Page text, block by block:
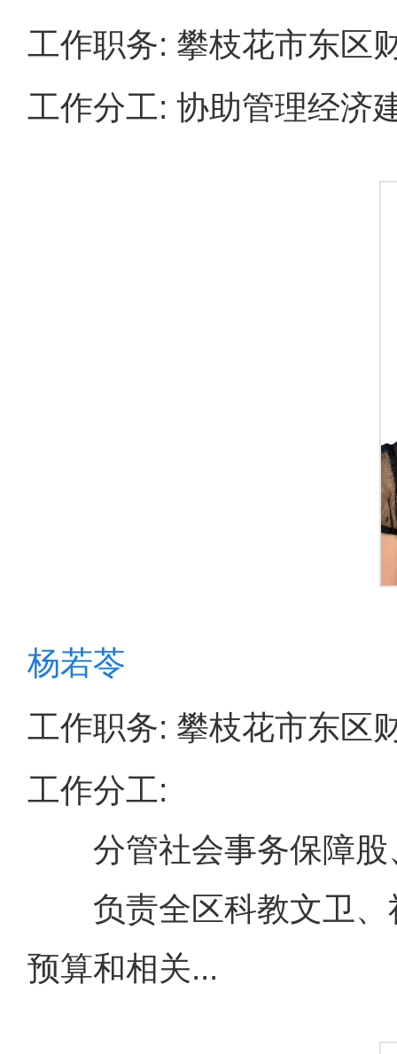
工作职务: 攀枝花市东区
工作分工: 协助管理经济
杨若苓
工作职务: 攀枝花市东区
工作分工:
分管社会事务保障股
负责全区科教文卫、
预算和相关...